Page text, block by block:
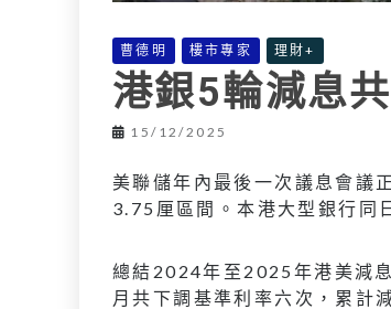
曹德明 樓市專家 理財+
港銀5輪減息
15/12/2025
美聯儲年內最後一次議息會議
3.75厘區間。本港大型銀行同
總結2024年至2025年港美減
月共下調基準利率六次，累計